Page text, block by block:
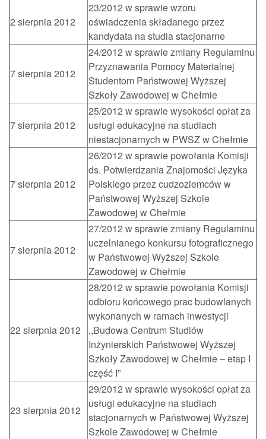
2 sierpnia 2012
23/2012 w sprawie wzoru
oświadczenia składanego przez
kandydata na studia stacjonarne
7 sierpnia 2012
24/2012 w sprawie zmiany Regulaminu
Przyznawania Pomocy Materialnej
Studentom Państwowej Wyższej
Szkoły Zawodowej w Chełmie
7 sierpnia 2012
25/2012 w sprawie wysokości opłat za
usługi edukacyjne na studiach
niestacjonarnych w PWSZ w Chełmie
7 sierpnia 2012
26/2012 w sprawie powołania Komisji
ds. Potwierdzania Znajomości Języka
Polskiego przez cudzoziemców w
Państwowej Wyższej Szkole
Zawodowej w Chełmie
7 sierpnia 2012
27/2012 w sprawie zmiany Regulaminu
uczelnianego konkursu fotograficznego
w Państwowej Wyższej Szkole
Zawodowej w Chełmie
22 sierpnia 2012
28/2012 w sprawie powołania Komisji
odbioru końcowego prac budowlanych
wykonanych w ramach inwestycji
,,Budowa Centrum Studiów
Inżynierskich Państwowej Wyższej
Szkoły Zawodowej w Chełmie – etap I
część I”
23 sierpnia 2012
29/2012 w sprawie wysokości opłat za
usługi edukacyjne na studiach
stacjonarnych w Państwowej Wyższej
Szkole Zawodowej w Chełmie